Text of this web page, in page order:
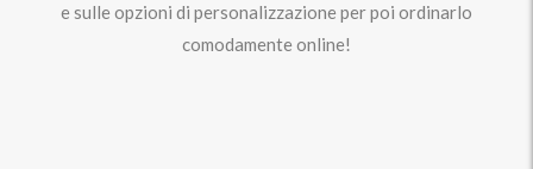
e sulle opzioni di personalizzazione per poi ordinarlo
comodamente online!